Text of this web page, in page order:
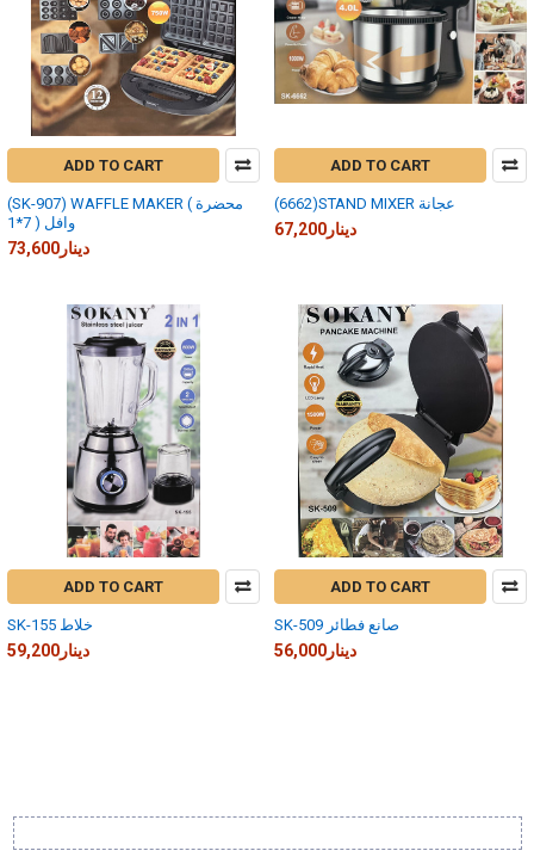
ADD TO CART
(SK-907) WAFFLE MAKER ( محضرة
وافل ( 7*1
73,600دينار
ADD TO CART
(6662)STAND MIXER عجانة
67,200دينار
ADD TO CART
SK-155 خلاط
59,200دينار
ADD TO CART
SK-509 صانع فطائر
56,000دينار